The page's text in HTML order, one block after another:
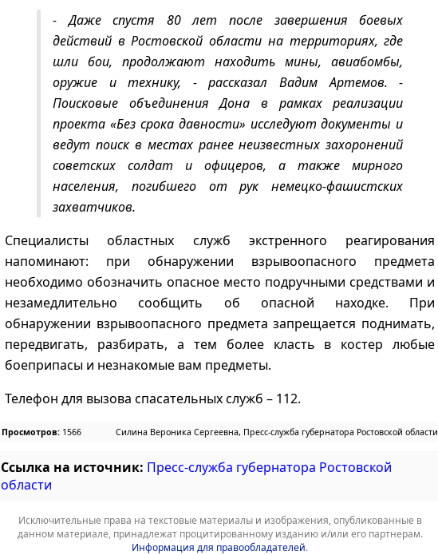
- Даже спустя 80 лет после завершения боевых
действий в Ростовской области на территориях, где
шли бои, продолжают находить мины, авиабомбы,
оружие и технику, - рассказал Вадим Артемов. -
Поисковые объединения Дона в рамках реализации
проекта «Без срока давности» исследуют документы и
ведут поиск в местах ранее неизвестных захоронений
советских солдат и офицеров, а также мирного
населения, погибшего от рук немецко-фашистских
захватчиков.
Специалисты областных служб экстренного реагирования
напоминают: при обнаружении взрывоопасного предмета
необходимо обозначить опасное место подручными средствами и
незамедлительно сообщить об опасной находке. При
обнаружении взрывоопасного предмета запрещается поднимать,
передвигать, разбирать, а тем более класть в костер любые
боеприпасы и незнакомые вам предметы.
Телефон для вызова спасательных служб – 112.
Просмотров: 1566 Силина Вероника Сергеевна, Пресс-служба губернатора Ростовской области
Ссылка на источник: Пресс-служба губернатора Ростовской
области
Исключительные права на текстовые материалы и изображения, опубликованные в
данном материале, принадлежат процитированному изданию и/или его партнерам.
Информация для правообладателей.